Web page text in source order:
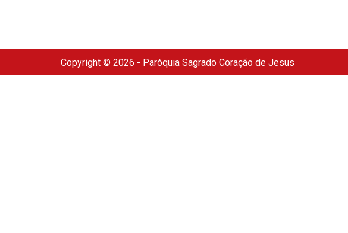
Copyright © 2026 - Paróquia Sagrado Coração de Jesus